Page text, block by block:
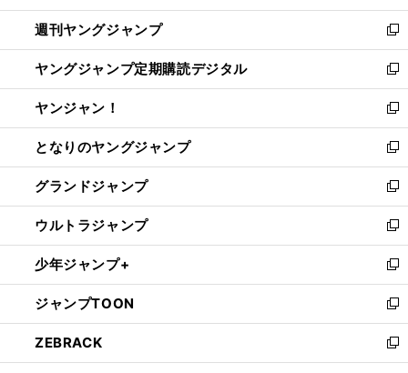
開
く
ウ
で
開
く
ン
ド
ウ
で
開
く
ウ
ィ
ン
ド
ウ
で
開
く
週刊ヤングジャンプ
新
し
い
ウ
ィ
ン
ド
ウ
で
開
く
ヤングジャンプ定期購読デジタル
新
し
い
ウ
ィ
ン
ド
ウ
で
開
く
ヤンジャン！
新
し
い
ウ
ィ
ン
ド
ウ
で
開
く
となりのヤングジャンプ
新
し
い
ウ
ィ
ン
ド
ウ
で
開
く
グランドジャンプ
新
し
い
ウ
ィ
ン
ド
ウ
で
開
ウルトラジャンプ
新
し
い
ウ
ィ
ン
ド
ウ
少年ジャンプ+
新
し
い
ウ
ィ
ン
ジャンプTOON
新
し
い
ウ
ZEBRACK
新
し